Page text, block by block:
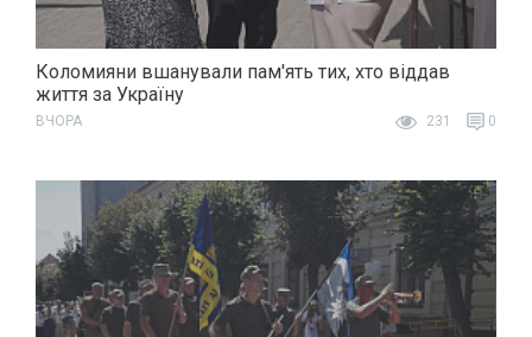
Коломияни вшанували пам'ять тих, хто віддав
життя за Україну
ВЧОРА 231 0